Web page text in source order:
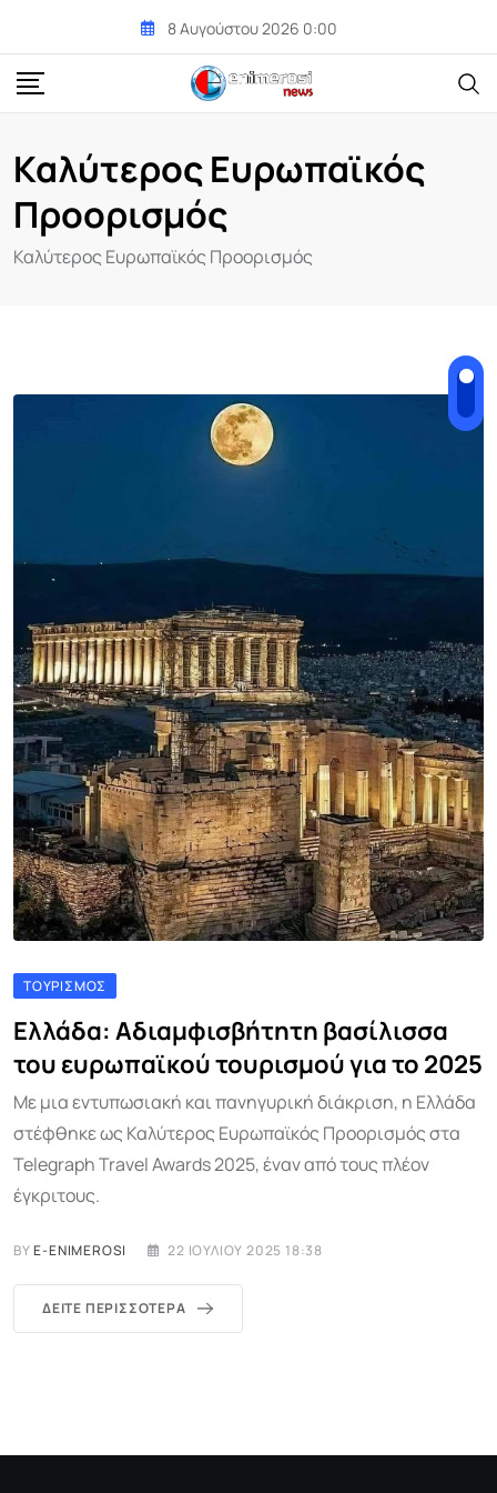
content
8 Αυγούστου 2026 0:00
Καλύτερος Ευρωπαϊκός
Προορισμός
Καλύτερος Ευρωπαϊκός Προορισμός
ΤΟΥΡΙΣΜΌΣ
Ελλάδα: Αδιαμφισβήτητη βασίλισσα
του ευρωπαϊκού τουρισμού για το 2025
Με μια εντυπωσιακή και πανηγυρική διάκριση, η Ελλάδα
στέφθηκε ως Καλύτερος Ευρωπαϊκός Προορισμός στα
Telegraph Travel Awards 2025, έναν από τους πλέον
έγκριτους.
BYE-ENIMEROSI 22 ΙΟΥΛΊΟΥ 2025 18:38
ΔΕΊΤΕ ΠΕΡΙΣΣΌΤΕΡΑ